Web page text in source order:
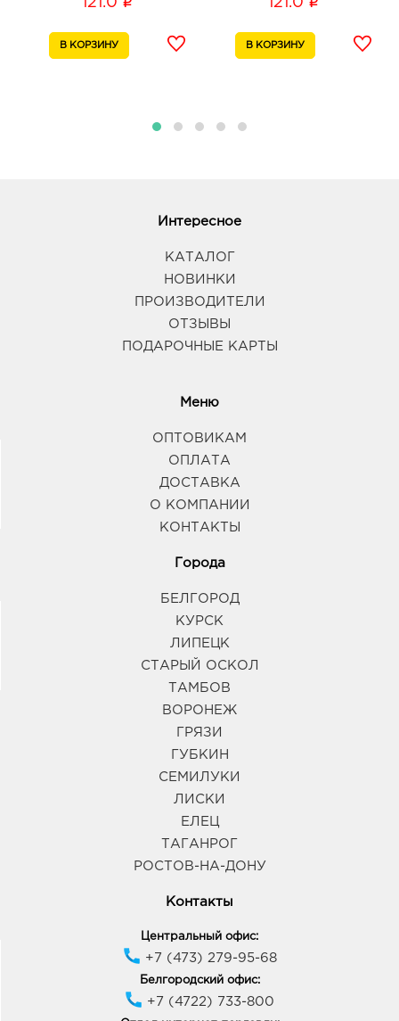
Интересное
КАТАЛОГ
НОВИНКИ
ПРОИЗВОДИТЕЛИ
ОТЗЫВЫ
ПОДАРОЧНЫЕ КАРТЫ
Меню
ОПТОВИКАМ
ОПЛАТА
ДОСТАВКА
О КОМПАНИИ
КОНТАКТЫ
Города
БЕЛГОРОД
КУРСК
ЛИПЕЦК
СТАРЫЙ ОСКОЛ
ТАМБОВ
ВОРОНЕЖ
ГРЯЗИ
ГУБКИН
СЕМИЛУКИ
ЛИСКИ
ЕЛЕЦ
ТАГАНРОГ
РОСТОВ-НА-ДОНУ
Контакты
Центральный офис:
+7 (473) 279-95-68
Белгородский офис:
+7 (4722) 733-800